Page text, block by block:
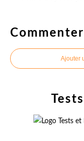
Ajouter